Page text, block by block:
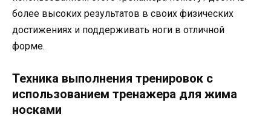
более высоких результатов в своих физических
достижениях и поддерживать ноги в отличной
форме.
Техника выполнения тренировок с
использованием тренажера для жима
носками